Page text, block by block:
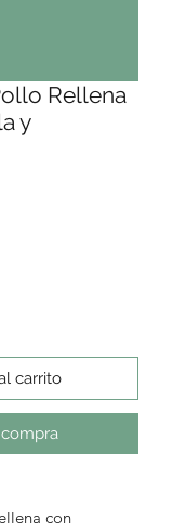
Rellena
y
carrito
con